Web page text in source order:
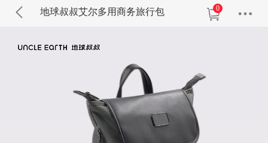
地球叔叔艾尔多用商务旅行包 0